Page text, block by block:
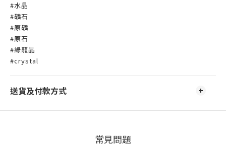
#水晶
#礦石
#原礦
#原石
#綠龍晶
#crystal
送貨及付款方式
常見問題